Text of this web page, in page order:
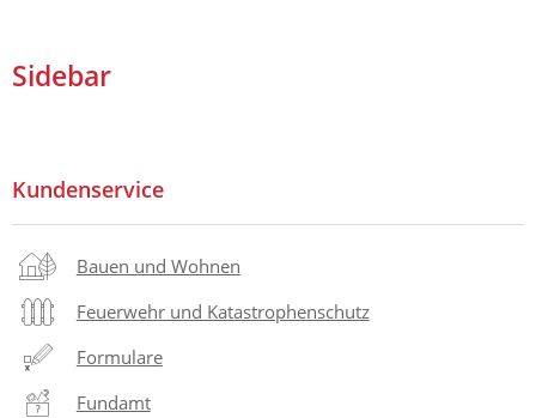
Sidebar
Kundenservice
Bauen und Wohnen
Feuerwehr und Katastrophenschutz
Formulare
Fundamt